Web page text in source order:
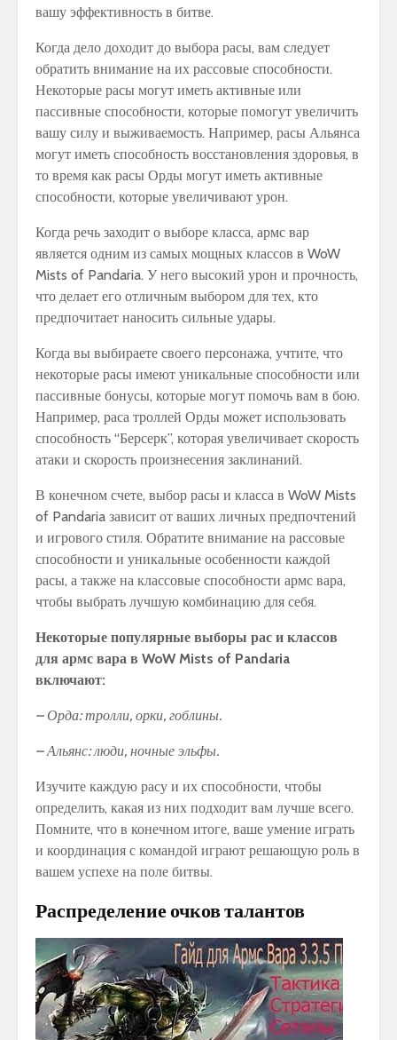
вашу эффективность в битве.
Когда дело доходит до выбора расы, вам следует
обратить внимание на их рассовые способности.
Некоторые расы могут иметь активные или
пассивные способности, которые помогут увеличить
вашу силу и выживаемость. Например, расы Альянса
могут иметь способность восстановления здоровья, в
то время как расы Орды могут иметь активные
способности, которые увеличивают урон.
Когда речь заходит о выборе класса, армс вар
является одним из самых мощных классов в WoW
Mists of Pandaria. У него высокий урон и прочность,
что делает его отличным выбором для тех, кто
предпочитает наносить сильные удары.
Когда вы выбираете своего персонажа, учтите, что
некоторые расы имеют уникальные способности или
пассивные бонусы, которые могут помочь вам в бою.
Например, раса троллей Орды может использовать
способность “Берсерк”, которая увеличивает скорость
атаки и скорость произнесения заклинаний.
В конечном счете, выбор расы и класса в WoW Mists
of Pandaria зависит от ваших личных предпочтений
и игрового стиля. Обратите внимание на рассовые
способности и уникальные особенности каждой
расы, а также на классовые способности армс вара,
чтобы выбрать лучшую комбинацию для себя.
Некоторые популярные выборы рас и классов
для армс вара в WoW Mists of Pandaria
включают:
– Орда: тролли, орки, гоблины.
– Альянс: люди, ночные эльфы.
Изучите каждую расу и их способности, чтобы
определить, какая из них подходит вам лучше всего.
Помните, что в конечном итоге, ваше умение играть
и координация с командой играют решающую роль в
вашем успехе на поле битвы.
Распределение очков талантов